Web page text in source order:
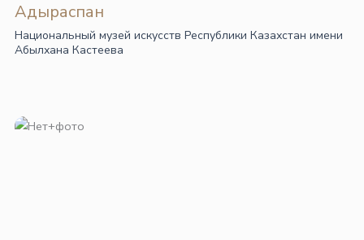
Адыраспан
Национальный музей искусств Республики Казахстан имени
Абылхана Кастеева